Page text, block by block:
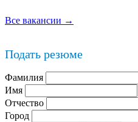
Все вакансии →
Подать резюме
Фамилия
Имя
Отчество
Город